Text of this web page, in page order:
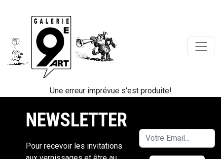
Une erreur imprévue s'est produite!
NEWSLETTER
Pour recevoir les invitations